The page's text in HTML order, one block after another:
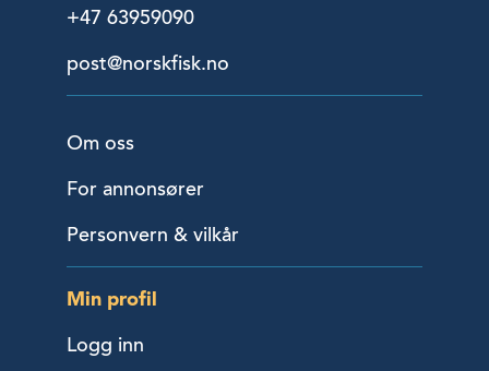
+47 63959090
post@norskfisk.no
Om oss
For annonsører
Personvern & vilkår
Min profil
Logg inn